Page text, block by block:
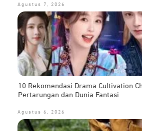
Agustus 7, 2026
10 Rekomendasi Drama Cultivation
Pertarungan dan Dunia Fantasi
Agustus 6, 2026